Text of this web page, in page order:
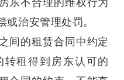
东不合理的维权行为
治安管理处罚。
间的租赁合同中约定
转租得到房东认可的